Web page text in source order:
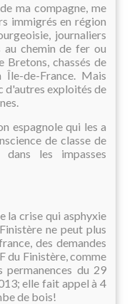
ma compagne, me
immigrés en région
journaliers
chemin de fer ou
Bretons, chassés de
de-France. Mais
d'autres exploités de
espagnole qui les a
de classe de
les impasses
la crise qui asphyxie
ne peut plus
des demandes
du Finistère, comme
permanences du 29
elle fait appel à 4
de bois!